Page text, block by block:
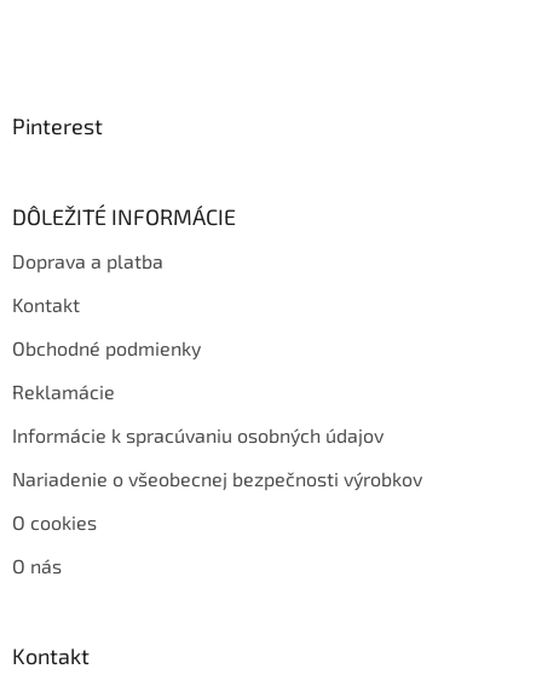
Pinterest
DÔLEŽITÉ INFORMÁCIE
Doprava a platba
Kontakt
Obchodné podmienky
Reklamácie
Informácie k spracúvaniu osobných údajov
Nariadenie o všeobecnej bezpečnosti výrobkov
O cookies
O nás
Kontakt